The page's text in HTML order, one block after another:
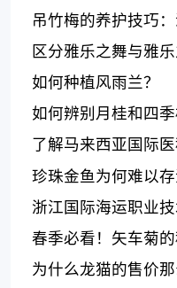
吊竹梅的养护技巧
生长的方法
区分雅乐之舞与雅
如何种植风雨兰？
如何辨别月桂和四季
了解马来西亚国际
设置和校园生活
珍珠金鱼为何难以
浙江国际海运职业
机会如何？
春季必看！矢车菊
为什么龙猫的售价那